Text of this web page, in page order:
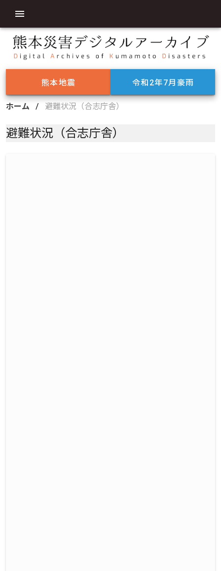
熊本地震 令和2年7月豪雨
ホーム / 避難状況（合志庁舎）
避難状況（合志庁舎）